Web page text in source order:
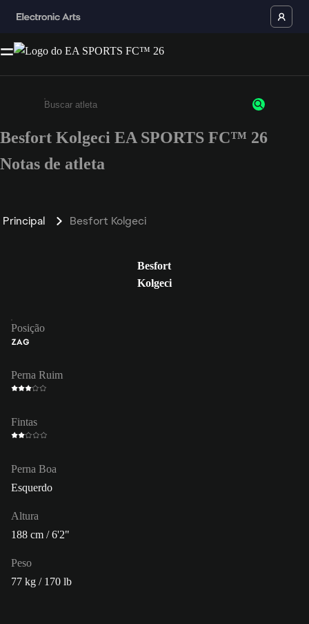
Insira pelo menos 3 caracteres ou números
Besfort Kolgeci EA SPORTS FC™ 26
Notas de atleta
Principal Besfort Kolgeci
Besfort
Kolgeci
Posição
ZAG
Perna Ruim
Fintas
Perna Boa
Esquerdo
Altura
188 cm / 6'2"
Peso
77 kg / 170 lb